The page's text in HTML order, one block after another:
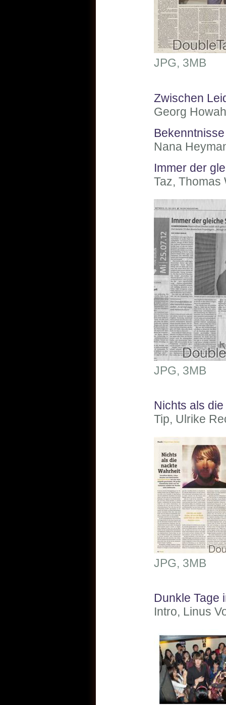
JPG, 3MB
Zwischen
Georg
Nana
Immer der
Taz, Thomas
JPG, 3MB
Nichts als
Tip, Ulrike
JPG, 3MB
Dunkle Tage
Intro, Linus